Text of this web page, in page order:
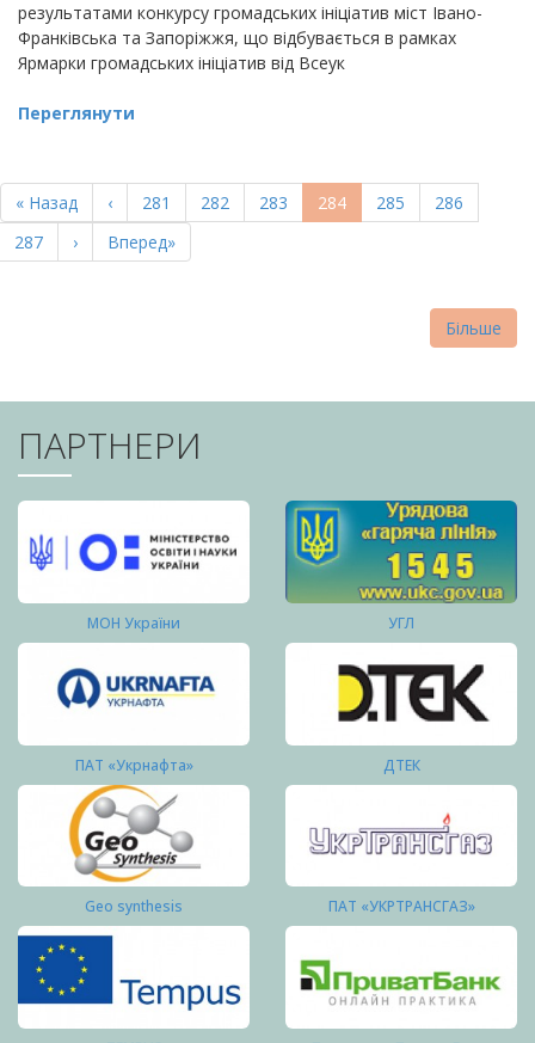
результатами конкурсу громадських ініціатив міст Івано-
Франківська та Запоріжжя, що відбувається в рамках
Ярмарки громадських ініціатив від Всеук
Переглянути
НА
СТОРІНКИ
Перша
сторінка
« Назад
Попередня
сторінка
‹ Page
281 Page
282 Page
283
Поточна
сторінка
284 Page
285 Page
286
Page
287
Наступна
сторінка
›
Остання
сторінка
Вперед»
Більше
ПАРТНЕРИ
МОН України УГЛ
ПАТ «Укрнафта» ДТЕК
Geo synthesis ПАТ «УКРТРАНСГАЗ»